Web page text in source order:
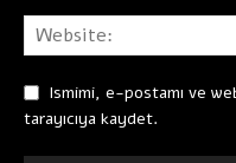
Ismimi, e-postamı ve
tarayıcıya kaydet.